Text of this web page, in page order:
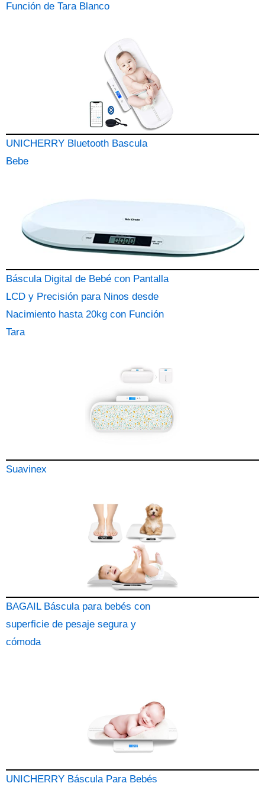
Función de Tara Blanco
UNICHERRY Bluetooth Bascula
Bebe
Báscula Digital de Bebé con Pantalla
LCD y Precisión para Ninos desde
Nacimiento hasta 20kg con Función
Tara
Suavinex
BAGAIL Báscula para bebés con
superficie de pesaje segura y
cómoda
UNICHERRY Báscula Para Bebés